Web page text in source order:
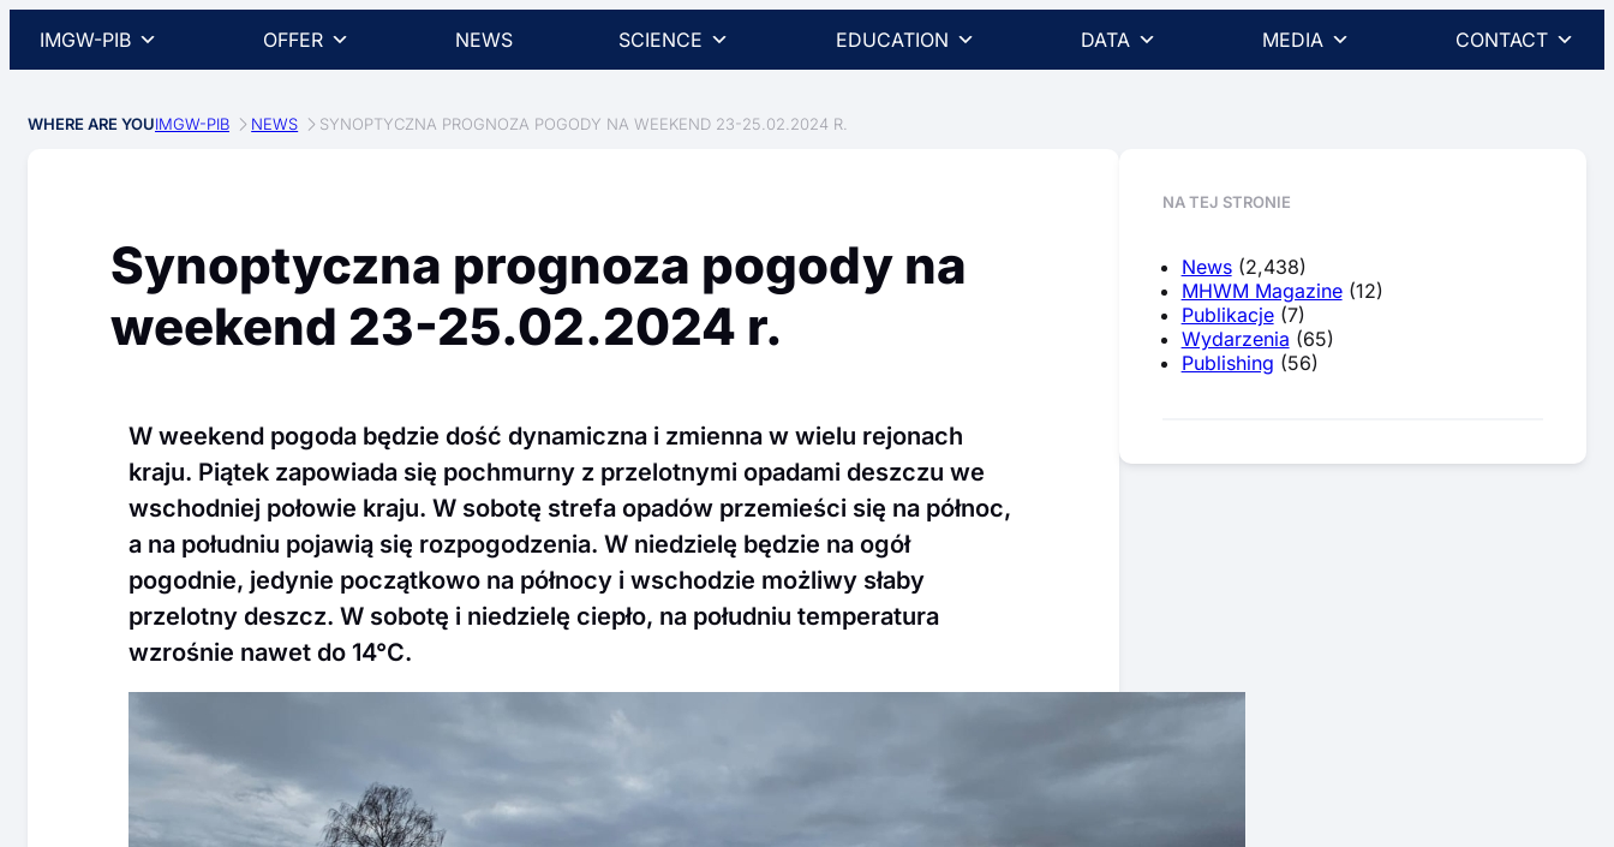
IMGW-PIB OFFER NEWS SCIENCE EDUCATION DATA MEDIA CONTACT
WHERE ARE YOUIMGW-PIB NEWS SYNOPTYCZNA PROGNOZA POGODY NA WEEKEND 23-25.02.2024 R.
Synoptyczna prognoza pogody na
weekend 23-25.02.2024 r.
W weekend pogoda będzie dość dynamiczna i zmienna w wielu rejonach
kraju. Piątek zapowiada się pochmurny z przelotnymi opadami deszczu we
wschodniej połowie kraju. W sobotę strefa opadów przemieści się na północ,
a na południu pojawią się rozpogodzenia. W niedzielę będzie na ogół
pogodnie, jedynie początkowo na północy i wschodzie możliwy słaby
przelotny deszcz. W sobotę i niedzielę ciepło, na południu temperatura
wzrośnie nawet do 14°C.
NA TEJ STRONIE
News(2,438)
MHWM Magazine(12)
Publikacje(7)
Wydarzenia (65)
Publishing (56)